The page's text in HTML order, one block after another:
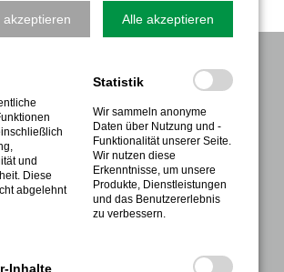
akzeptieren Alle akzeptieren
und
Diese
abgelehnt
Statistik
Wir sammeln anonyme
Daten über Nutzung und -
Funktionalität unserer Seite.
Wir nutzen diese
Erkenntnisse, um unsere
Produkte, Dienstleistungen
und das Benutzererlebnis
zu verbessern.
Inhalte